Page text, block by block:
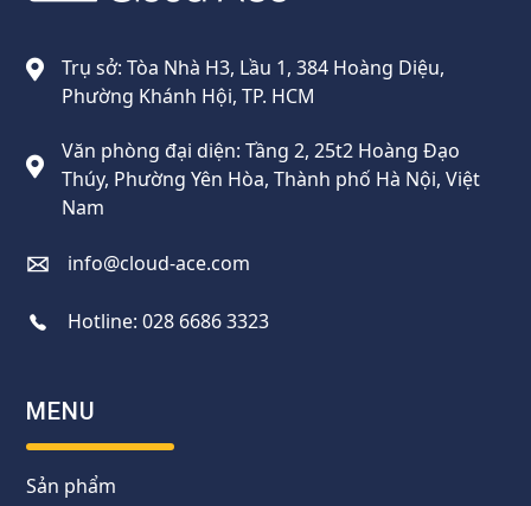
Trụ sở: Tòa Nhà H3, Lầu 1, 384 Hoàng Diệu,
Phường Khánh Hội, TP. HCM
Văn phòng đại diện: Tầng 2, 25t2 Hoàng Đạo
Thúy, Phường Yên Hòa, Thành phố Hà Nội, Việt
Nam
info@cloud-ace.com
Hotline:028 6686 3323
MENU
Sản phẩm